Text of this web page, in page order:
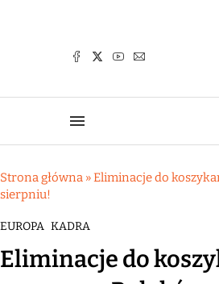
Strona główna »Eliminacje do
sierpniu!
EUROPA KADRA
Eliminacje do